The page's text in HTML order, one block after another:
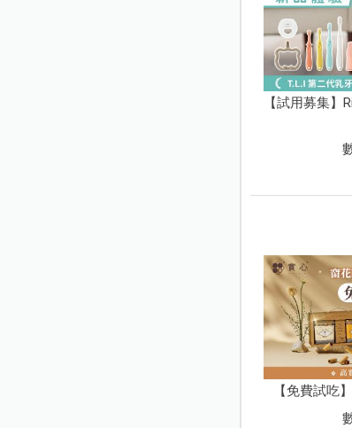
【試用募集】
【免費試吃